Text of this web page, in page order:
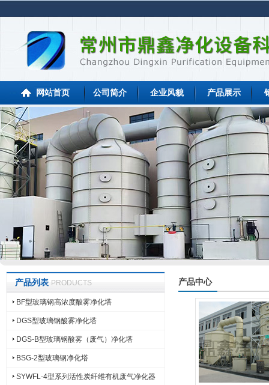
网站首页 公司简介 企业风貌 产品展示
产品列表 PRODUCTS
BF型玻璃钢高浓度酸雾净化塔
DGS型玻璃钢酸雾净化塔
DGS-B型玻璃钢酸雾（废气）净化塔
BSG-2型玻璃钢净化塔
SYWFL-4型系列活性炭纤维有机废气净化器
产品中心